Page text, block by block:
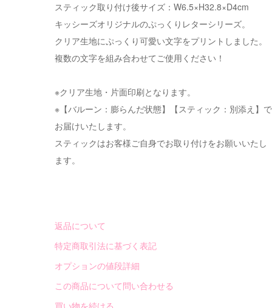
スティック取り付け後サイズ：W6.5×H32.8×D4cm
キッシーズオリジナルのぷっくりレターシリーズ。
クリア生地にぷっくり可愛い文字をプリントしました。
複数の文字を組み合わせてご使用ください！
※クリア生地・片面印刷となります。
※【バルーン：膨らんだ状態】【スティック：別添え】で
お届けいたします。
スティックはお客様ご自身でお取り付けをお願いいたし
ます。
返品について
特定商取引法に基づく表記
オプションの値段詳細
この商品について問い合わせる
買い物を続ける